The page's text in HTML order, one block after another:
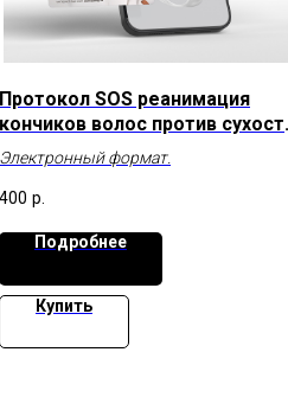
Протокол SOS реанимация
кончиков волос против
и сечения
Электронный формат.
400 р.
Подробнее
Купить